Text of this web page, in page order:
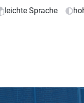
leichte Sprache